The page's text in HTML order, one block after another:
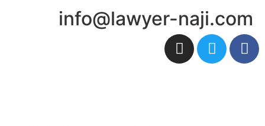
info@lawyer-